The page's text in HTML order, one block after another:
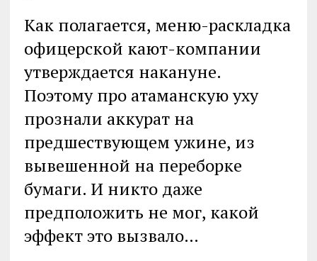
Как полагается, меню-раскладка
офицерской кают-компании
утверждается накануне.
Поэтому про атаманскую уху
прознали аккурат на
предшествующем ужине, из
вывешенной на переборке
бумаги. И никто даже
предположить не мог, какой
эффект это вызвало…